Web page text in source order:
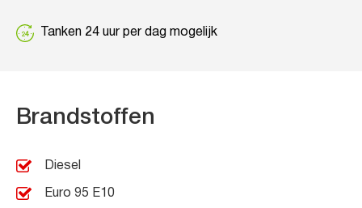
Tanken 24 uur per dag mogelijk
Brandstoffen
Diesel
Euro 95 E10